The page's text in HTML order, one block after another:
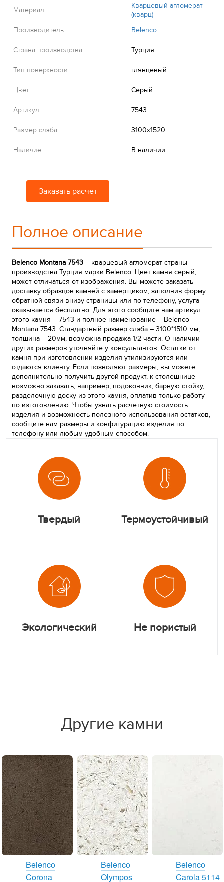
Материал
Кварцевый агломерат
(кварц)
Производитель
Belenco
Страна производства Турция
Тип поверхности глянцевый
Цвет Серый
Артикул 7543
Размер слэба 3100x1520
Наличие В наличии
Заказать расчёт
Полное описание
Belenco Montana 7543 – кварцевый агломерат страны
производства Турция марки Belenco. Цвет камня серый,
может отличаться от изображения. Вы можете заказать
доставку образцов камней с замерщиком, заполнив форму
обратной связи внизу страницы или по телефону, услуга
оказывается бесплатно. Для этого сообщите нам артикул
этого камня – 7543 и полное наименование – Belenco
Montana 7543. Стандартный размер слэба – 3100*1510 мм,
толщина – 20мм, возможна продажа 1/2 части. О наличии
других размеров уточняйте у консультантов. Остатки от
камня при изготовлении изделия утилизируются или
отдаются клиенту. Если позволяют размеры, вы можете
дополнительно получить другой продукт, к столешнице
возможно заказать, например, подоконник, барную стойку,
разделочную доску из этого камня, оплатив только работу
по изготовлению. Чтобы узнать расчетную стоимость
изделия и возможность полезного использования остатков,
сообщите нам размеры и конфигурацию изделия по
телефону или любым удобным способом.
Твердый Термоустойчивый
Экологический Не пористый
Другие камни
Belenco
Corona
Belenco
Olympos
Belenco
Carola 5114